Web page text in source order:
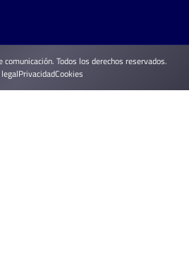
Todos los derechos reservados.
PrivacidadCookies